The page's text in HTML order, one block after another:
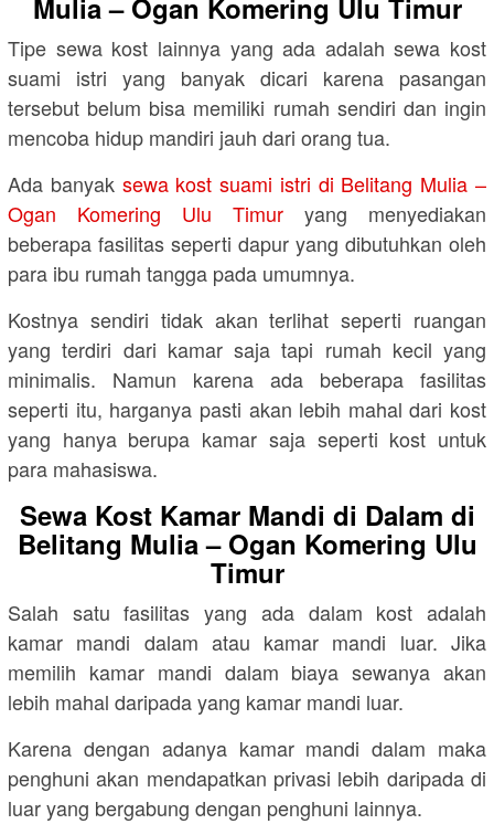
Mulia – Ogan Komering Ulu Timur
Tipe sewa kost lainnya yang ada adalah sewa kost
suami istri yang banyak dicari karena pasangan
tersebut belum bisa memiliki rumah sendiri dan ingin
mencoba hidup mandiri jauh dari orang tua.
Ada banyak sewa kost suami istri di Belitang Mulia –
Ogan Komering Ulu Timur yang menyediakan
beberapa fasilitas seperti dapur yang dibutuhkan oleh
para ibu rumah tangga pada umumnya.
Kostnya sendiri tidak akan terlihat seperti ruangan
yang terdiri dari kamar saja tapi rumah kecil yang
minimalis. Namun karena ada beberapa fasilitas
seperti itu, harganya pasti akan lebih mahal dari kost
yang hanya berupa kamar saja seperti kost untuk
para mahasiswa.
Sewa Kost Kamar Mandi di Dalam di
Belitang Mulia – Ogan Komering Ulu
Timur
Salah satu fasilitas yang ada dalam kost adalah
kamar mandi dalam atau kamar mandi luar. Jika
memilih kamar mandi dalam biaya sewanya akan
lebih mahal daripada yang kamar mandi luar.
Karena dengan adanya kamar mandi dalam maka
penghuni akan mendapatkan privasi lebih daripada di
luar yang bergabung dengan penghuni lainnya.